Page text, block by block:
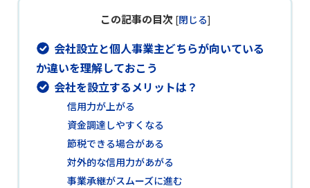
この記事の目次 [閉じる]
会社設立と個人事業主どちらが向いている
か違いを理解しておこう
会社を設立するメリットは？
信用力が上がる
資金調達しやすくなる
節税できる場合がある
対外的な信用力があがる
事業承継がスムーズに進む